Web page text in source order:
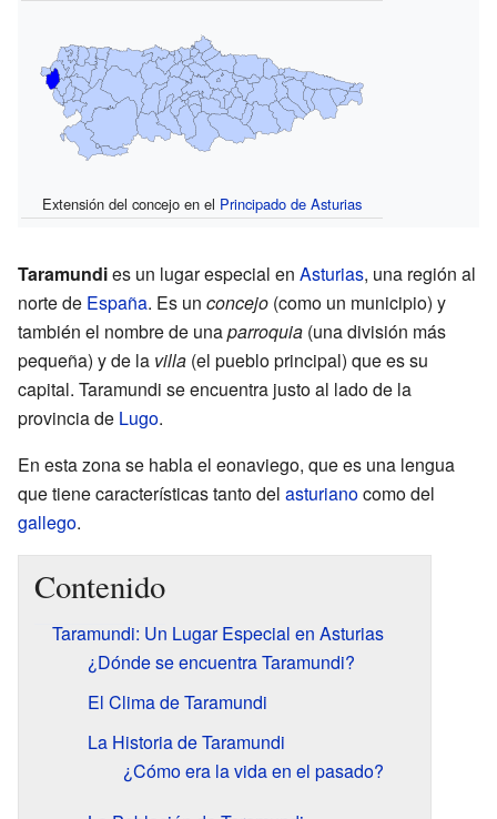
Extensión del concejo en el Principado de Asturias
Taramundies un lugar especial en Asturias, una región al
norte de España. Es un concejo (como un municipio) y
también el nombre de unaparroquia (una división más
pequeña) y de la villa (el pueblo principal) que es su
capital. Taramundi se encuentra justo al lado de la
provincia de Lugo.
En esta zona se habla el eonaviego, que es una lengua
que tiene características tanto del asturianocomo del
gallego.
Contenido
Taramundi: Un Lugar Especial en Asturias
¿Dónde se encuentra Taramundi?
El Clima de Taramundi
La Historia de Taramundi
¿Cómo era la vida en el pasado?